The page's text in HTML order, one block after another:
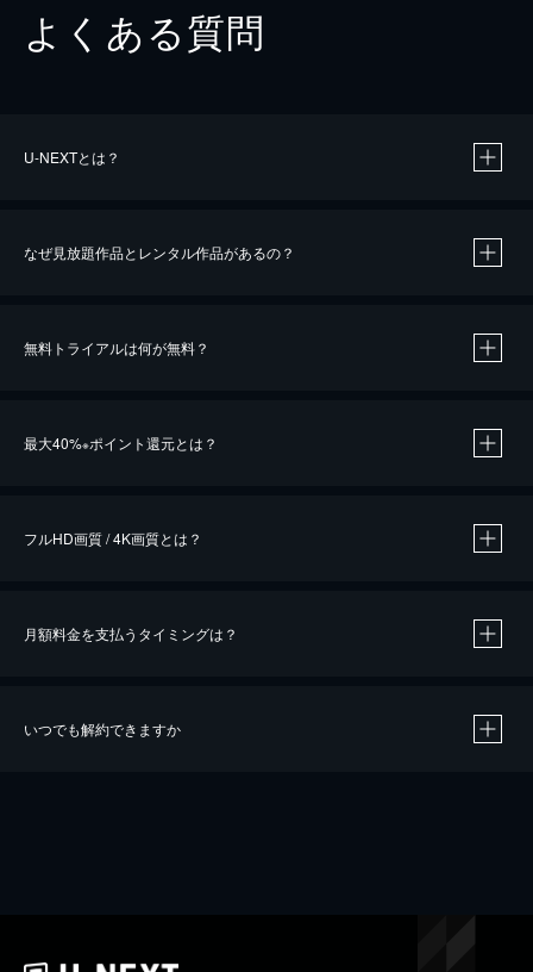
よくある質問
U-NEXTとは？
なぜ見放題作品とレンタル作品があるの？
無料トライアルは何が無料？
最大40%※ポイント還元とは？
※40％ポイント還元の対象は、クレジットカード決済による作品の購入 / レンタルです。
iOSアプリのUコイン決済による作品の購入 / レンタルは、20％のポイント還元です。
フルHD画質 / 4K画質とは？
月額料金を支払うタイミングは？
いつでも解約できますか